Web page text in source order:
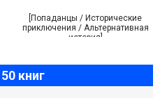
[Попаданцы / Исторические
приключения / Альтернативная
история]
книг